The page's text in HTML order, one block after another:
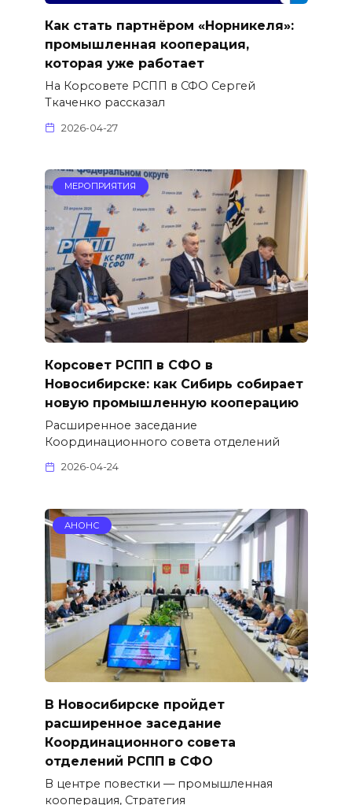
Как стать партнёром «Норникеля»:
промышленная кооперация,
которая уже работает
На Корсовете РСПП в СФО Сергей
Ткаченко рассказал
2026-04-27
МЕРОПРИЯТИЯ
Корсовет РСПП в СФО в
Новосибирске: как Сибирь собирает
новую промышленную кооперацию
Расширенное заседание
Координационного совета отделений
2026-04-24
АНОНС
В Новосибирске пройдет
расширенное заседание
Координационного совета
отделений РСПП в СФО
В центре повестки — промышленная
кооперация, Стратегия